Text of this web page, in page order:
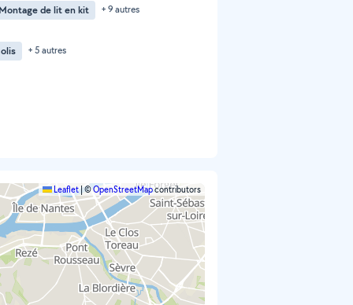
de lit en kit + 9 autres
+ 5 autres
Leaflet|©OpenStreetMapcontributors